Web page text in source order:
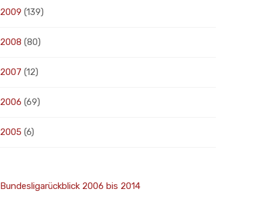
2009 (139)
2008 (80)
2007 (12)
2006 (69)
2005 (6)
Bundesligarückblick 2006 bis 2014